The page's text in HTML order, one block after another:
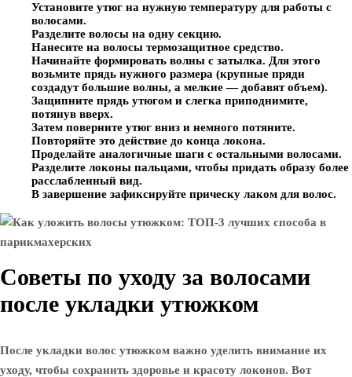
Установите утюг на нужную температуру для работы с
волосами.
Разделите волосы на одну секцию.
Нанесите на волосы термозащитное средство.
Начинайте формировать волны с затылка. Для этого
возьмите прядь нужного размера (крупные пряди
создадут большие волны, а мелкие — добавят объем).
Защипните прядь утюгом и слегка приподнимите,
потянув вверх.
Затем поверните утюг вниз и немного потяните.
Повторяйте это действие до конца локона.
Проделайте аналогичные шаги с остальными волосами.
Разделите локоны пальцами, чтобы придать образу более
расслабленный вид.
В завершение зафиксируйте прическу лаком для волос.
Советы по уходу за волосами
после укладки утюжком
После укладки волос утюжком важно уделить внимание их
уходу, чтобы сохранить здоровье и красоту локонов. Вот